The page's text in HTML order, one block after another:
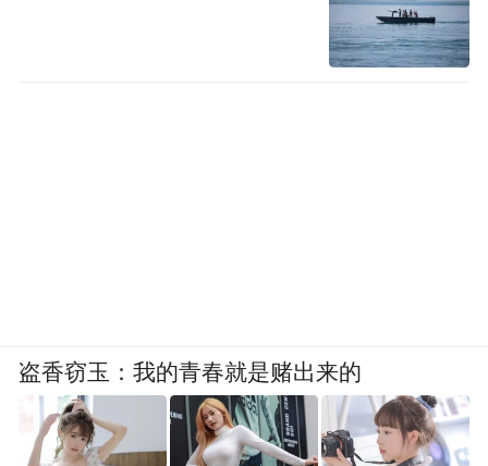
盗香窃玉：我的青春就是赌出来的